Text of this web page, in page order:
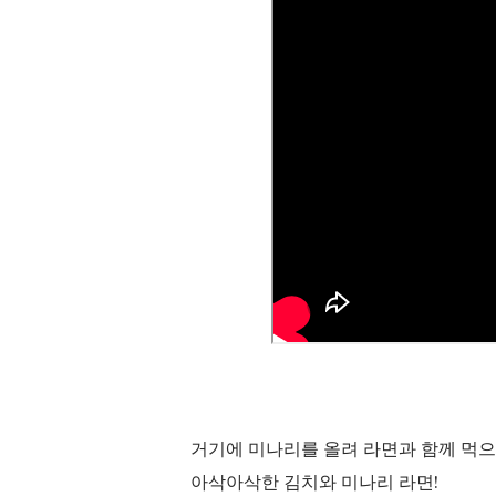
거기에 미나리를 올려 라면과 함께 먹
아삭아삭한 김치와 미나리 라면!